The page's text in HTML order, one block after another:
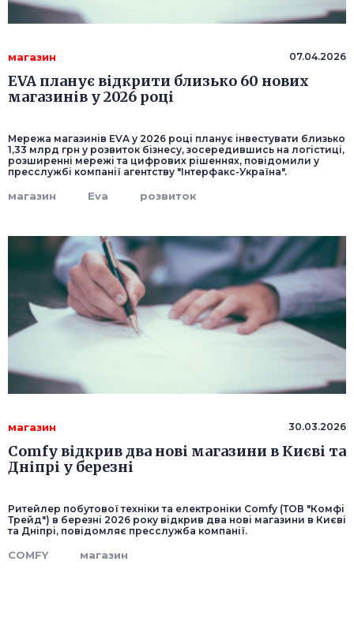
магазин 07.04.2026
EVA планує відкрити близько 60 нових
магазинів у 2026 році
Мережа магазинів EVA у 2026 році планує інвестувати близько
1,33 млрд грн у розвиток бізнесу, зосередившись на логістиці,
розширенні мережі та цифрових рішеннях, повідомили у
пресслужбі компанії агентству "Інтерфакс-Україна".
магазин Eva розвиток
магазин 30.03.2026
Comfy відкрив два нові магазини в Києві та
Дніпрі у березні
Ритейлер побутової техніки та електроніки Comfy (ТОВ "Комфі
Трейд") в березні 2026 року відкрив два нові магазини в Києві
та Дніпрі, повідомляє пресслужба компанії.
COMFY магазин